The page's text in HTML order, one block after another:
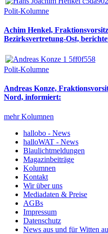
Polit-Kolumne
Achim Henkel,
Bezirksvertretung-Ost,
Polit-Kolumne
Andreas Konze,
Nord, informiert:
mehr Kolumnen
hallobo - News
halloWAT - News
Blaulichtmeldungen
Magazinbeiträge
Kolumnen
Kontakt
Wir über uns
Mediadaten & Preise
AGBs
Impressum
Datenschutz
News aus und für Witten